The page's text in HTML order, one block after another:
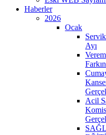
Haberler
2026
Ocak
Ayı
Acil